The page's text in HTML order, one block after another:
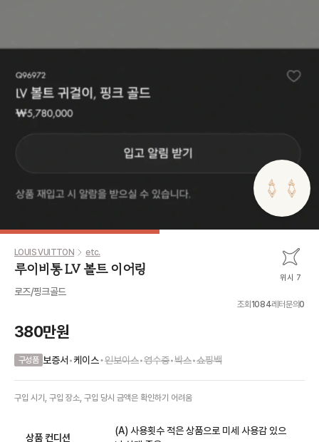
LOUIS VUITTON etc.
루이비통 LV 볼트 이어링 위시 7
로즈/핑크골드
조회 1084레터문의0
380만원
구성품 보증서 •케이스•인보이스•영수증•박스•쇼핑백
구입 시기, 구입 장소, 구입 당시 금액은 확인하기 어려움
상품 컨디션
(A) 사용횟수 적은 상품으로 미세 사용감 있으